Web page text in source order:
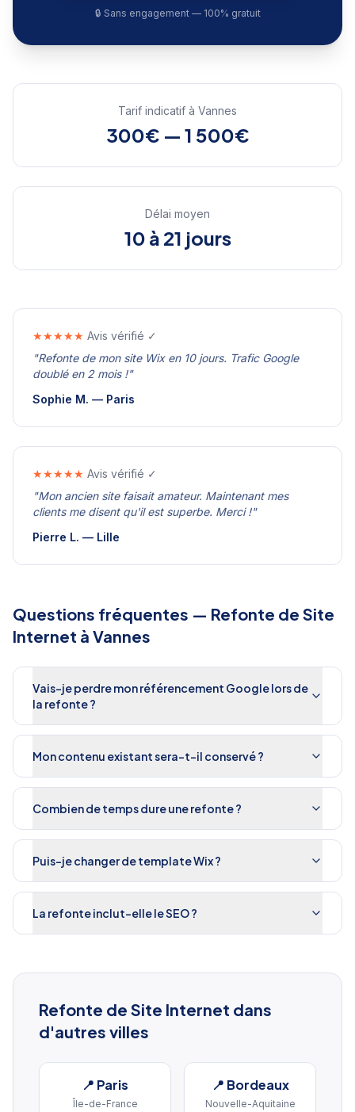
🔒 Sans engagement — 100% gratuit
Tarif indicatif à Vannes
300€ — 1 500€
Délai moyen
10 à 21 jours
★★★★★ Avis vérifié ✓
"Refonte de mon site Wix en 10 jours. Trafic Google
doublé en 2 mois !"
Sophie M. — Paris
★★★★★ Avis vérifié ✓
"Mon ancien site faisait amateur. Maintenant mes
clients me disent qu'il est superbe. Merci !"
Pierre L. — Lille
Questions fréquentes — Refonte de Site
Internet à Vannes
Vais-je perdre mon référencement Google lors de
la refonte ?
Mon contenu existant sera-t-il conservé ?
Combien de temps dure une refonte ?
Puis-je changer de template Wix ?
La refonte inclut-elle le SEO ?
Refonte de Site Internet dans
d'autres villes
📍 Paris
Île-de-France
📍 Bordeaux
Nouvelle-Aquitaine